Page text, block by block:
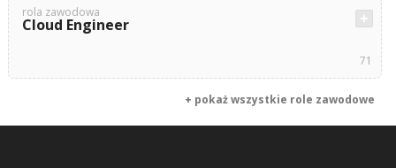
rola zawodowa
Cloud Engineer
71
+ pokaż wszystkie role zawodowe